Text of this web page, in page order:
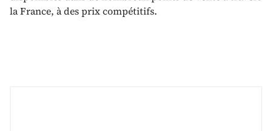
la France, à des prix compétitifs.